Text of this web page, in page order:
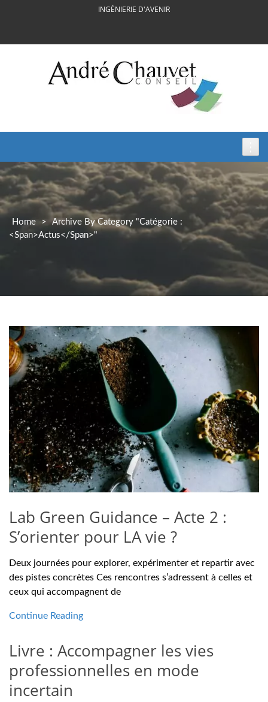
INGÉNIERIE D'AVENIR
Home >
Archive By Category "Catégorie :
<span>actus</span>"
Lab Green Guidance – Acte 2 :
S’orienter pour LA vie ?
Deux journées pour explorer, expérimenter et repartir avec
des pistes concrètes Ces rencontres s’adressent à celles et
ceux qui accompagnent de
Continue Reading
Livre : Accompagner les vies
professionnelles en mode
incertain